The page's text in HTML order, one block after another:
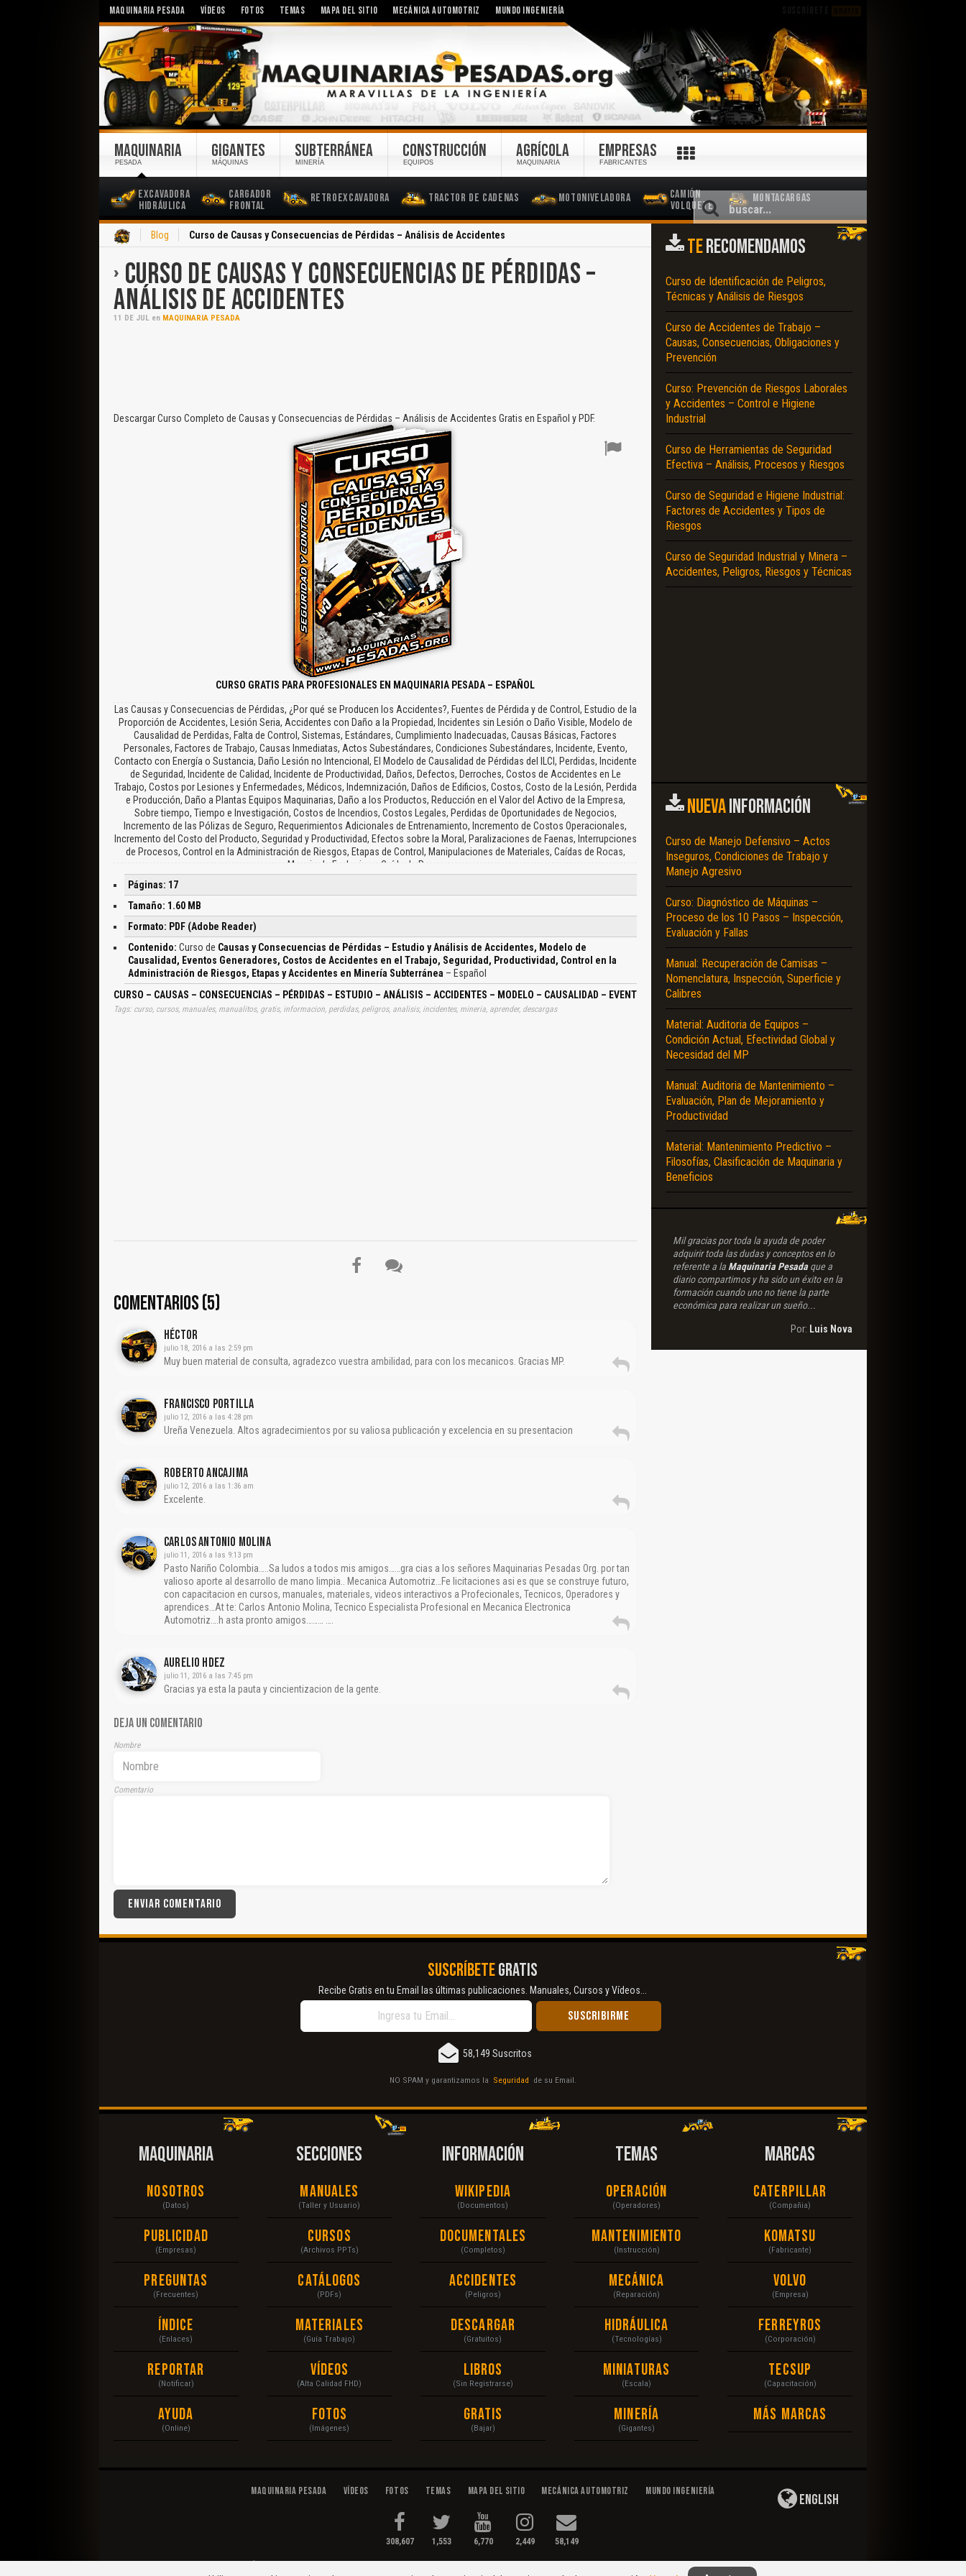
MAQUINARIA PESADA VÍDEOS FOTOS TEMAS MAPA DEL SITIO MECÁNICA AUTOMOTRIZ MUNDO INGENIERÍA
MAQUINARIA
PESADA
Excavadora
Hidráulica
Cargador
Frontal
Retroexcavadora Tractor de Cadenas Motoniveladora
Camión
Volquete
Montacargas
GIGANTES
MÁQUINAS
SUBTERRÁNEA
MINERÍA
CONSTRUCCIÓN
EQUIPOS
AGRÍCOLA
MAQUINARIA
EMPRESAS
FABRICANTES
Blog Curso de Causas y Consecuencias de Pérdidas – Análisis de Accidentes
CURSO DE CAUSAS Y CONSECUENCIAS DE PÉRDIDAS –
ANÁLISIS DE ACCIDENTES
11 DE JUL en MAQUINARIA PESADA
Descargar Curso Completo de Causas y Consecuencias de Pérdidas – Análisis de Accidentes Gratis en Español y PDF.
CURSO GRATIS PARA PROFESIONALES EN MAQUINARIA PESADA – ESPAÑOL
Las Causas y Consecuencias de Pérdidas, ¿Por qué se Producen los Accidentes?, Fuentes de Pérdida y de Control, Estudio de la
Proporción de Accidentes, Lesión Seria, Accidentes con Daño a la Propiedad, Incidentes sin Lesión o Daño Visible, Modelo de
Causalidad de Perdidas, Falta de Control, Sistemas, Estándares, Cumplimiento Inadecuadas, Causas Básicas, Factores
Personales, Factores de Trabajo, Causas Inmediatas, Actos Subestándares, Condiciones Subestándares, Incidente, Evento,
Contacto con Energía o Sustancia, Daño Lesión no Intencional, El Modelo de Causalidad de Pérdidas del ILCI, Perdidas, Incidente
de Seguridad, Incidente de Calidad, Incidente de Productividad, Daños, Defectos, Derroches, Costos de Accidentes en Le
Trabajo, Costos por Lesiones y Enfermedades, Médicos, Indemnización, Daños de Edificios, Costos, Costo de la Lesión, Perdida
e Producción, Daño a Plantas Equipos Maquinarias, Daño a los Productos, Reducción en el Valor del Activo de la Empresa,
Sobre tiempo, Tiempo e Investigación, Costos de Incendios, Costos Legales, Perdidas de Oportunidades de Negocios,
Incremento de las Pólizas de Seguro, Requerimientos Adicionales de Entrenamiento, Incremento de Costos Operacionales,
Incremento del Costo del Producto, Seguridad y Productividad, Efectos sobre la Moral, Paralizaciones de Faenas, Interrupciones
de Procesos, Control en la Administración de Riesgos, Etapas de Control, Manipulaciones de Materiales, Caídas de Rocas,
Manejo de Explosivos, Caída de Personas…
Páginas: 17
Tamaño: 1.60 MB
Formato: PDF (Adobe Reader)
Contenido: Curso de Causas y Consecuencias de Pérdidas – Estudio y Análisis de Accidentes, Modelo de
Causalidad, Eventos Generadores, Costos de Accidentes en el Trabajo, Seguridad, Productividad, Control en la
Administración de Riesgos, Etapas y Accidentes en Minería Subterránea – Español
CURSO – CAUSAS – CONSECUENCIAS – PÉRDIDAS – ESTUDIO – ANÁLISIS – ACCIDENTES – MODELO – CAUSALIDAD – EVENTOS – COSTOS – TRABAJO – SEGURIDAD – PRODUCTIVIDAD – CONTROL –
Tags: curso, cursos, manuales, manualitos, gratis, informacion, perdidas, peligros, analisis, incidentes, mineria, aprender, descargas
COMENTARIOS (5)
Héctor
julio 18, 2016 a las 2:59 pm
Muy buen material de consulta, agradezco vuestra ambilidad, para con los mecanicos. Gracias MP.
Francisco Portilla
julio 12, 2016 a las 4:28 pm
Ureña Venezuela. Altos agradecimientos por su valiosa publicación y excelencia en su presentacion
Roberto Ancajima
julio 12, 2016 a las 1:36 am
Excelente.
CARLOS ANTONIO MOLINA
julio 11, 2016 a las 9:13 pm
Pasto Nariño Colombia…..Sa ludos a todos mis amigos……gra cias a los señores Maquinarias Pesadas Org. por tan
valioso aporte al desarrollo de mano limpia.. Mecanica Automotriz…Fe licitaciones asi es que se construye futuro,
con capacitacion en cursos, manuales, materiales, videos interactivos a Profecionales, Tecnicos, Operadores y
aprendices…At te: Carlos Antonio Molina, Tecnico Especialista Profesional en Mecanica Electronica
Automotriz….h asta pronto amigos……… ….
Aurelio Hdez
julio 11, 2016 a las 7:45 pm
Gracias ya esta la pauta y cincientizacion de la gente.
DEJA UN COMENTARIO
Nombre
Comentario
TERECOMENDAMOS
Curso de Identificación de Peligros,
Técnicas y Análisis de Riesgos
Curso de Accidentes de Trabajo –
Causas, Consecuencias, Obligaciones y
Prevención
Curso: Prevención de Riesgos Laborales
y Accidentes – Control e Higiene
Industrial
Curso de Herramientas de Seguridad
Efectiva – Análisis, Procesos y Riesgos
Curso de Seguridad e Higiene Industrial:
Factores de Accidentes y Tipos de
Riesgos
Curso de Seguridad Industrial y Minera –
Accidentes, Peligros, Riesgos y Técnicas
NUEVAINFORMACIÓN
Curso de Manejo Defensivo – Actos
Inseguros, Condiciones de Trabajo y
Manejo Agresivo
Curso: Diagnóstico de Máquinas –
Proceso de los 10 Pasos – Inspección,
Evaluación y Fallas
Manual: Recuperación de Camisas –
Nomenclatura, Inspección, Superficie y
Calibres
Material: Auditoria de Equipos –
Condición Actual, Efectividad Global y
Necesidad del MP
Manual: Auditoria de Mantenimiento –
Evaluación, Plan de Mejoramiento y
Productividad
Material: Mantenimiento Predictivo –
Filosofías, Clasificación de Maquinaria y
Beneficios
Mil gracias por toda la ayuda de poder
adquirir toda las dudas y conceptos en lo
referente a la Maquinaria Pesadaque a
diario compartimos y ha sido un éxito en la
formación cuando uno no tiene la parte
económica para realizar un sueño...
Por: Luis Nova
SUSCRÍBETEGRATIS
Recibe Gratis en tu Email las últimas publicaciones. Manuales, Cursos y Vídeos...
58,149 Suscritos
NO SPAM y garantizamos la Seguridad de su Email.
MAQUINARIA
Nosotros
(Datos)
Publicidad
(Empresas)
Preguntas
(Frecuentes)
Índice
(Enlaces)
Reportar
(Notificar)
Ayuda
(Online)
SECCIONES
Manuales
(Taller y Usuario)
Cursos
(Archivos PPTs)
Catálogos
(PDFs)
Materiales
(Guía Trabajo)
Vídeos
(Alta Calidad FHD)
Fotos
(Imágenes)
INFORMACIÓN
Wikipedia
(Documentos)
Documentales
(Completos)
Accidentes
(Peligros)
Descargar
(Gratuitos)
Libros
(Sin Registrarse)
Gratis
(Bajar)
TEMAS
Operación
(Operadores)
Mantenimiento
(Instrucción)
Mecánica
(Reparación)
Hidráulica
(Tecnologías)
Miniaturas
(Escala)
Minería
(Gigantes)
MARCAS
Caterpillar
(Compañia)
Komatsu
(Fabricante)
Volvo
(Empresa)
Ferreyros
(Corporación)
Tecsup
(Capacitación)
Más Marcas
Maquinaria Pesada Vídeos Fotos Temas Mapa del Sitio Mecánica Automotriz Mundo Ingeniería
308,607 1,553 6,770 2,449 58,149
English
|Derechos de Autor